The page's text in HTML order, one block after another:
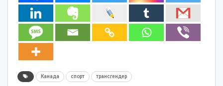
Канада спорт трансгендер